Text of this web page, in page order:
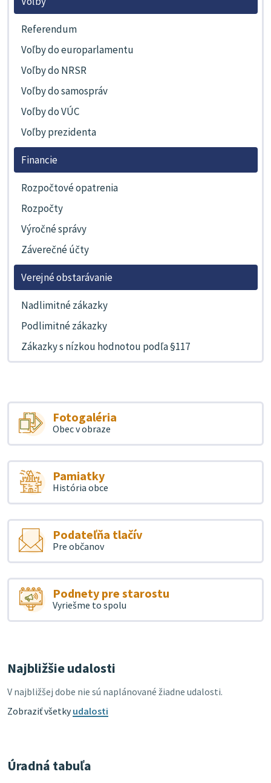
Referendum
Voľby do europarlamentu
Voľby do NRSR
Voľby do samospráv
Voľby do VÚC
Voľby prezidenta
Financie
Rozpočtové opatrenia
Rozpočty
Výročné správy
Záverečné účty
Verejné obstarávanie
Nadlimitné zákazky
Podlimitné zákazky
Zákazky s nízkou hodnotou podľa §117
Fotogaléria
Obec v obraze
Pamiatky
História obce
Podateľňa tlačív
Pre občanov
Podnety pre starostu
Vyriešme to spolu
Najbližšie udalosti
V najbližšej dobe nie sú naplánované žiadne udalosti.
Zobraziť všetkyudalosti
Úradná tabuľa